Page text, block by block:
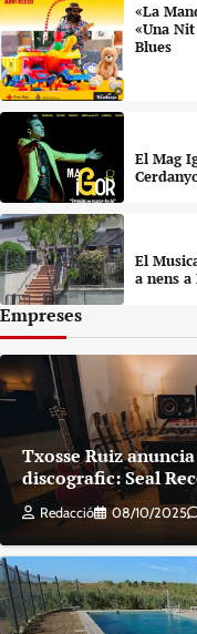
«La
«Una
Blues
El Mag
El
a nens
Empreses
Txosse Ruiz
discografic: Seal
Redacció 08/10/2025